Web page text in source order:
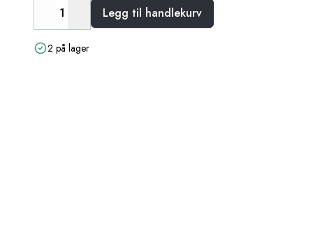
DecreaseIncreaseLegg til handlekurv
2 på lager